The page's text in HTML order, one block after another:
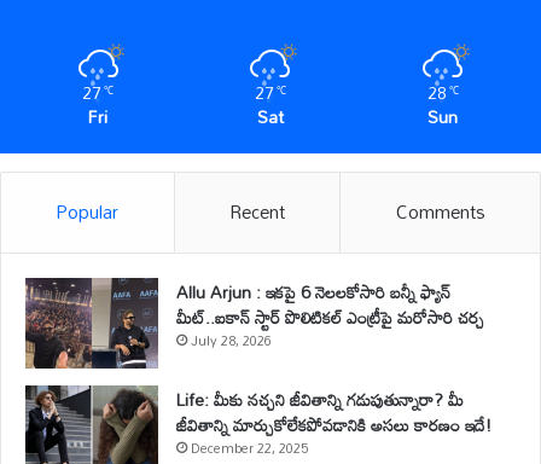
27℃
Fri
27℃
Sat
28℃
Sun
Popular Recent Comments
Allu Arjun : ఇకపై 6 నెలలకోసారి బన్నీ ఫ్యాన్
మీట్..ఐకాన్ స్టార్ పొలిటికల్ ఎంట్రీపై మరోసారి చర్చ
July 28, 2026
Life: మీకు నచ్చని జీవితాన్ని గడుపుతున్నారా? మీ
జీవితాన్ని మార్చుకోలేకపోవడానికి అసలు కారణం ఇదే!
December 22, 2025